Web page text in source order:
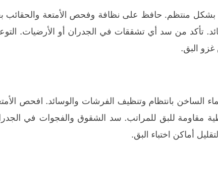
منتظم. حافظ على نظافة وفحص الأمتعة والحقائب
تأكد من سد أي تشققات في الجدران أو الأرضيات.
غزو البق.
الساخن بانتظام وتنظيف الفرشات والوسائد. افحص
مقاومة للبق للمراتب. سد الشقوق والفجوات في
أماكن اختباء البق.